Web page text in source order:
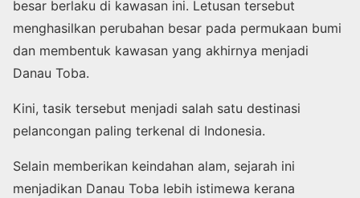
besar berlaku di kawasan ini. Letusan tersebut
menghasilkan perubahan besar pada permukaan bumi
dan membentuk kawasan yang akhirnya menjadi
Danau Toba.
Kini, tasik tersebut menjadi salah satu destinasi
pelancongan paling terkenal di Indonesia.
Selain memberikan keindahan alam, sejarah ini
menjadikan Danau Toba lebih istimewa kerana